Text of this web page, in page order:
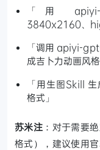
「用
3840x2160、
「调用 apiyi-
成吉卜力动画风格
「用生图Skill
格式」
苏米注 ：对于需要
格式），建议使用